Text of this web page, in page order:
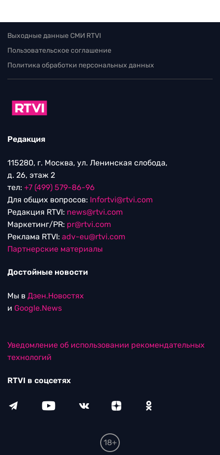
Выходные данные СМИ RTVI
Пользовательское соглашение
Политика обработки персональных данных
Редакция
115280, г. Москва, ул. Ленинская слобода,
д. 26, этаж 2
тел: +7 (499) 579-86-96
Для общих вопросов: Infortvi@rtvi.com
Редакция RTVI: news@rtvi.com
Маркетинг/PR: pr@rtvi.com
Реклама RTVI: adv-eu@rtvi.com
Партнерские материалы
Достойные новости
Мы в Дзен.Новостях
и Google.News
Уведомление об использовании рекомендательных
технологий
RTVI в соцсетях
18+